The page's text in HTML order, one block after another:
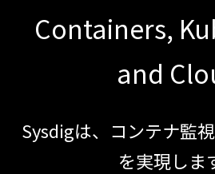
【お知らせ】
【ブログ】
Workload
Protection
Containers,
and
Sysdigは、コンテナ監
を実現しま